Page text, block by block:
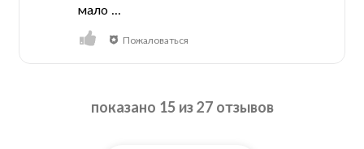
мало ...
Пожаловаться
показано 15 из 27 отзывов